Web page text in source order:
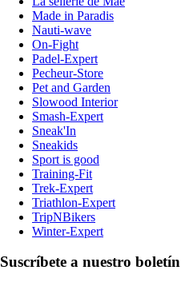
Made in Paradis
Nauti-wave
On-Fight
Padel-Expert
Pecheur-Store
Pet and Garden
Slowood Interior
Smash-Expert
Sneak'In
Sneakids
Sport is good
Training-Fit
Trek-Expert
Triathlon-Expert
TripNBikers
Winter-Expert
Suscríbete a nuestro boletín